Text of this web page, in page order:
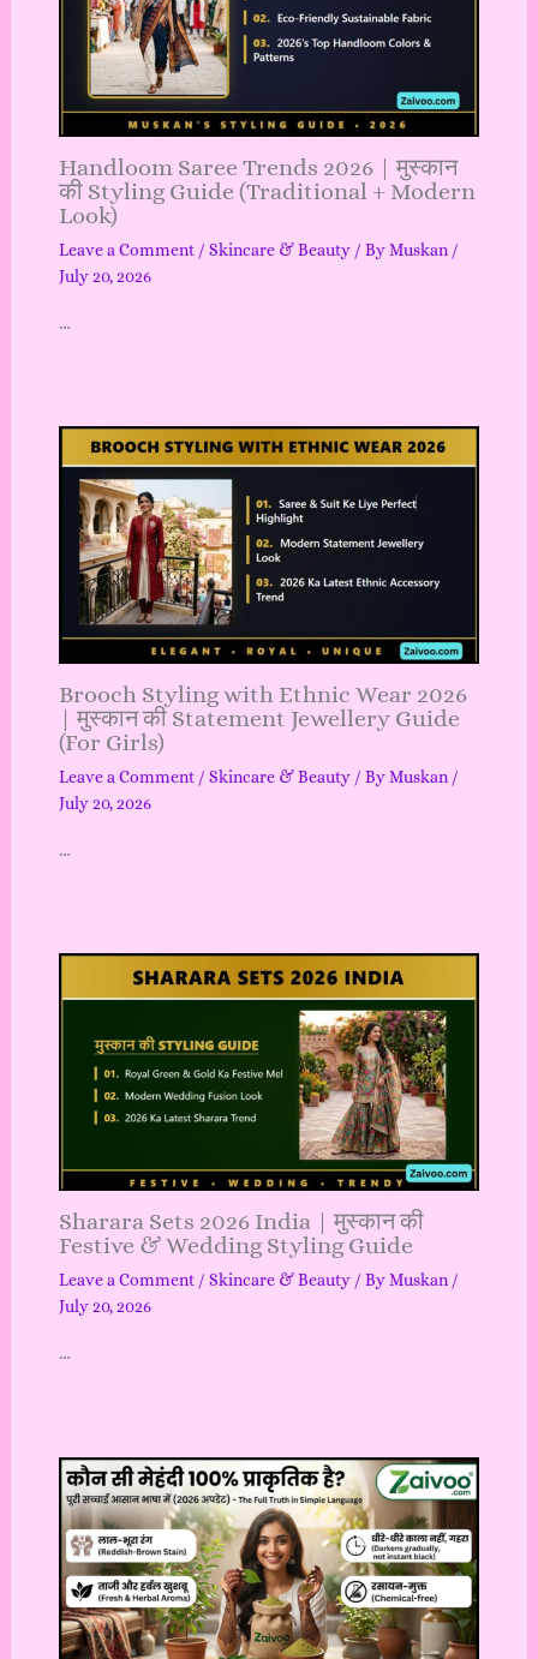
Handloom Saree Trends 2026 | मुस्कान
की Styling Guide (Traditional + Modern
Look)
Leave a Comment / Skincare & Beauty/ ByMuskan /
July 20, 2026
…
Brooch Styling with Ethnic Wear 2026
| मुस्कान की Statement Jewellery Guide
(For Girls)
Leave a Comment / Skincare & Beauty/ ByMuskan /
July 20, 2026
…
Sharara Sets 2026 India | मुस्कान की
Festive & Wedding Styling Guide
Leave a Comment / Skincare & Beauty/ ByMuskan /
July 20, 2026
…